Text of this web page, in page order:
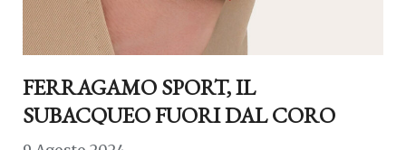
FERRAGAMO SPORT, IL
SUBACQUEO FUORI DAL CORO